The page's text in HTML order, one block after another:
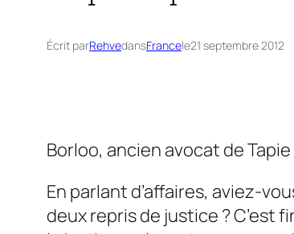
Écrit parRehvedansFrancele21 septembre 2012
Borloo, ancien avocat de
En parlant d’affaires, aviez-
deux repris de justice ? C’est